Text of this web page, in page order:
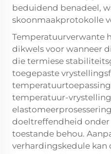
beduidend benadeel,
skoonmaakprotokolle
Temperatuurverwante
dikwels voor wanneer
die termiese
toegepaste
temperatuur-
doeltreffendheid
toestande behou.
verhardingskedule kan